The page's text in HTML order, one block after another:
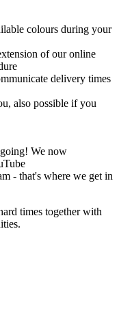
colours during your
of our online
delivery times
also possible if you
We now
- that's where we get in
times together with